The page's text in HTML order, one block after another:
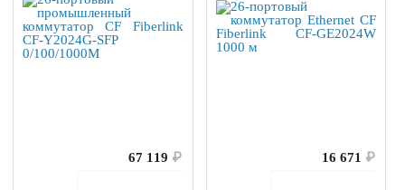
67 119 ₽
16 671 ₽